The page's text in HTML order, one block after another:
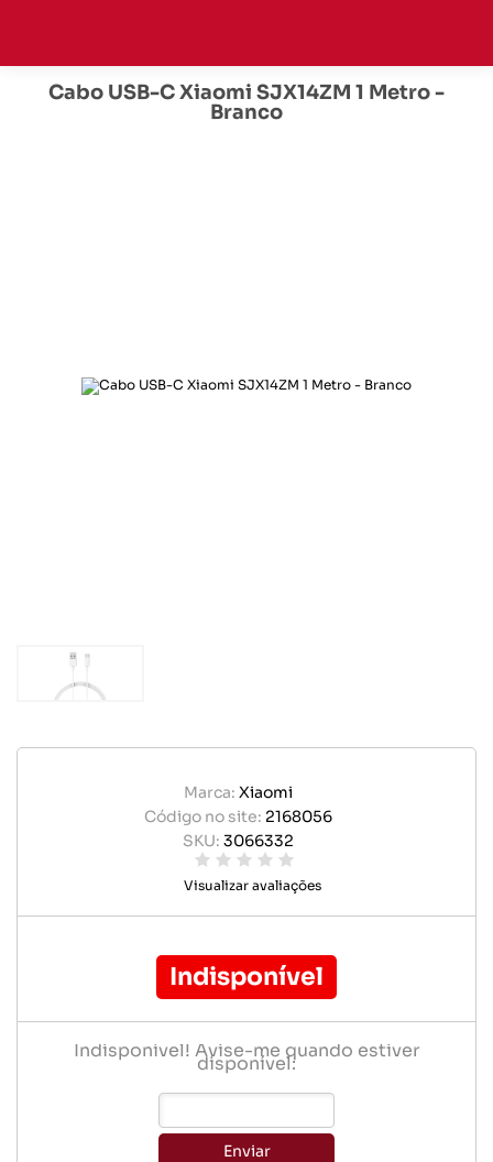
Cabo USB-C Xiaomi SJX14ZM 1 Metro -
Branco
Marca: Xiaomi
Código no site: 2168056
SKU: 3066332
Visualizar avaliações
Indisponível
Indisponível! Avise-me quando estiver
disponível:
Enviar